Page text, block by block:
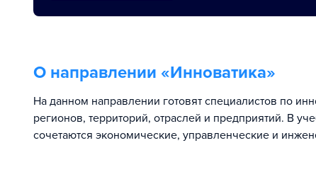
О направлении «Инноватика»
На данном направлении готовят специалистов по
регионов, территорий, отраслей и предприятий. В
сочетаются экономические, управленческие и